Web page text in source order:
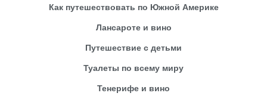
Как путешествовать по Южной Америке
Лансароте и вино
Путешествие с детьми
Туалеты по всему миру
Тенерифе и вино